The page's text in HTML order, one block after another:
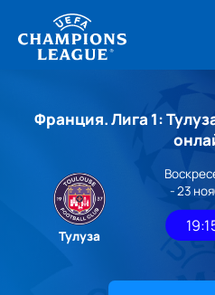
ОБЗОРЫ ЛЧ УЕФА
НОВОСТИ
РАСПИСАНИЕ
Франция. Лига 1:
Тулуза
- 23